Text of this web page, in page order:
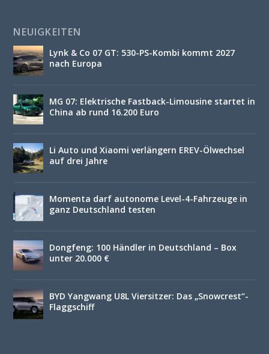
NEUIGKEITEN
Lynk & Co 07 GT: 530-PS-Kombi kommt 2027
nach Europa
MG 07: Elektrische Fastback-Limousine startet in
China ab rund 16.200 Euro
Li Auto und Xiaomi verlängern EREV-Ölwechsel
auf drei Jahre
Momenta darf autonome Level-4-Fahrzeuge in
ganz Deutschland testen
Dongfeng: 100 Händler in Deutschland – Box
unter 20.000 €
BYD Yangwang U8L Viersitzer: Das „Snowcrest“-
Flaggschiff